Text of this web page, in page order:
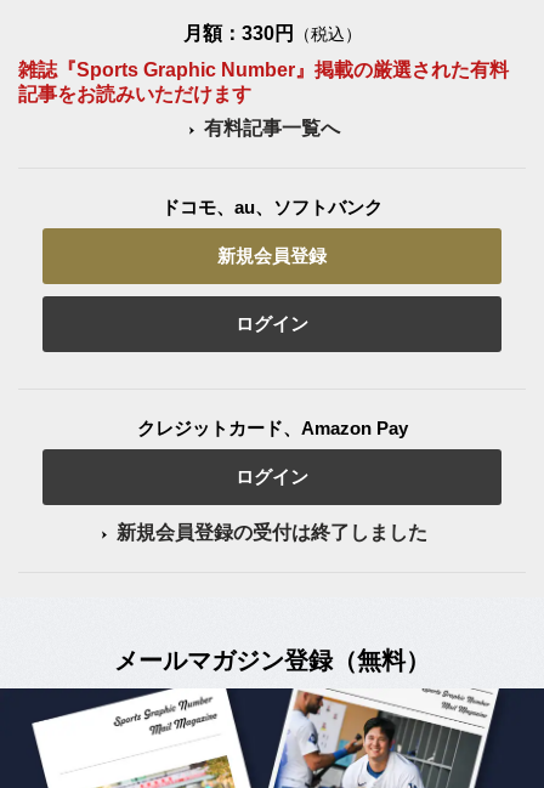
月額：330円 （税込）
雑誌『Sports Graphic Number』掲載の厳選された有料
記事をお読みいただけます
有料記事一覧へ
ドコモ、au、ソフトバンク
新規会員登録
ログイン
クレジットカード、Amazon Pay
ログイン
新規会員登録の受付は終了しました
メールマガジン登録（無料）